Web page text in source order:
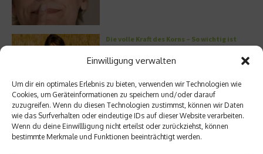
Einwilligung verwalten
Um dir ein optimales Erlebnis zu bieten, verwenden wir Technologien wie
Cookies, um Geräteinformationen zu speichern und/oder darauf
zuzugreifen. Wenn du diesen Technologien zustimmst, können wir Daten
wie das Surfverhalten oder eindeutige IDs auf dieser Website verarbeiten.
Wenn du deine Einwillligung nicht erteilst oder zurückziehst, können
bestimmte Merkmale und Funktionen beeinträchtigt werden.
Die volle Kraft des Korns – So wichtig ist
Entzündung der Nebenhöhlen: Symptome
und verschiedene Formen